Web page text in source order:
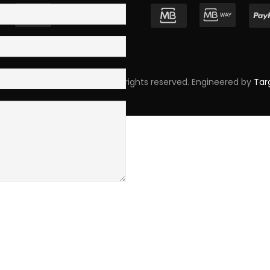
© 2023 Skpro, Lda. All rights reserved. Engineered by